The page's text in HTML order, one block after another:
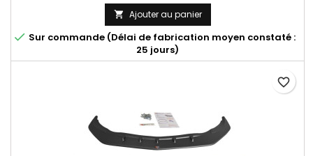
 Ajouter au panier
 Sur commande (Délai de fabrication moyen constaté :
25 jours)
favorite_border